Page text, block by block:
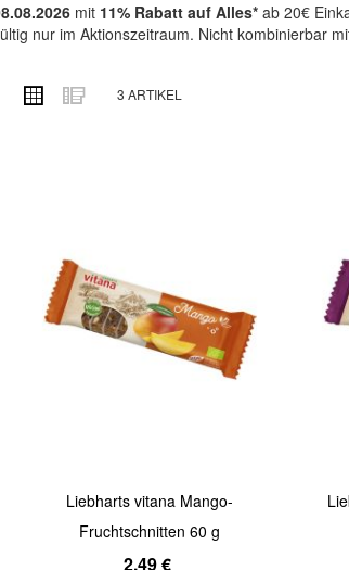
mit 11% Rabatt auf Alles*ab 20€
nur im Aktionszeitraum. Nicht kombinierbar
ANSICHT
ALS
Raster Liste
3 ARTIKEL
Liebharts vitana Mango-
Fruchtschnitten 60 g
2,49 €